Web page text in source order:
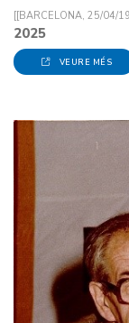
[[BARCELONA, 25/04/
2025
VEURE MÉS